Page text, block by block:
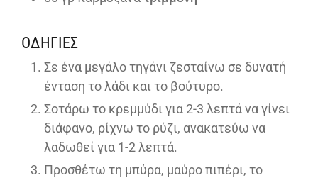
ΟΔΗΓΊΕΣ
Σε ένα μεγάλο τηγάνι ζεσταίνω σε δυνατή
ένταση το λάδι και το βούτυρο.
Σοτάρω το κρεμμύδι για 2-3 λεπτά να γίνει
διάφανο, ρίχνω το ρύζι, ανακατεύω να
λαδωθεί για 1-2 λεπτά.
Προσθέτω τη μπύρα, μαύρο πιπέρι, το